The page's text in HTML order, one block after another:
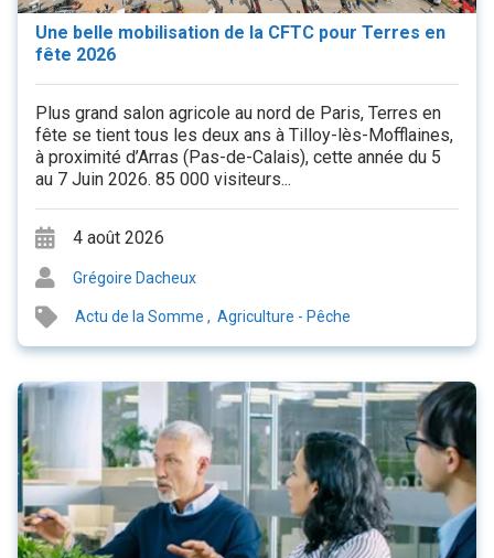
Une belle mobilisation de la CFTC pour Terres en
fête 2026
Plus grand salon agricole au nord de Paris, Terres en
fête se tient tous les deux ans à Tilloy-lès-Mofflaines,
à proximité d’Arras (Pas-de-Calais), cette année du 5
au 7 Juin 2026. 85 000 visiteurs...
4 août 2026
Grégoire Dacheux
Actu de la Somme , Agriculture - Pêche